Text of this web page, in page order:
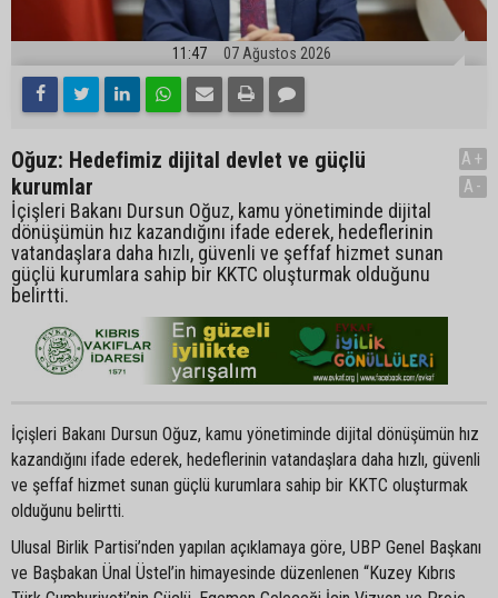
11:47 07 Ağustos 2026
Oğuz: Hedefimiz dijital devlet ve güçlü
kurumlar
İçişleri Bakanı Dursun Oğuz, kamu yönetiminde dijital
dönüşümün hız kazandığını ifade ederek, hedeflerinin
vatandaşlara daha hızlı, güvenli ve şeffaf hizmet sunan
güçlü kurumlara sahip bir KKTC oluşturmak olduğunu
belirtti.
A+
A-
İçişleri Bakanı Dursun Oğuz, kamu yönetiminde dijital dönüşümün hız
kazandığını ifade ederek, hedeflerinin vatandaşlara daha hızlı, güvenli
ve şeffaf hizmet sunan güçlü kurumlara sahip bir KKTC oluşturmak
olduğunu belirtti.
Ulusal Birlik Partisi’nden yapılan açıklamaya göre, UBP Genel Başkanı
ve Başbakan Ünal Üstel’in himayesinde düzenlenen “Kuzey Kıbrıs